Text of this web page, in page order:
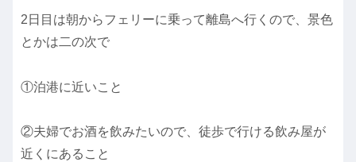
2日目は朝からフェリーに乗って離島へ行くので、景色
とかは二の次で
①泊港に近いこと
②夫婦でお酒を飲みたいので、徒歩で行ける飲み屋が
近くにあること